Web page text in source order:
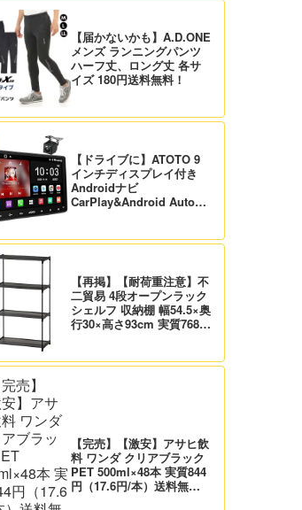
【届かないかも】A.D.ONE
メンズ ランニングパンツ
ハーフ丈、ロング丈 各サ
イズ 180円送料無料！
【ドライブに】ATOTO 9
インチディスプレイ付き
Androidナビ
CarPlay&Android Auto対
【再掲】【耐荷重注意】不
二貿易 4段オープンラック
シェルフ 収納棚 幅54.5×奥
行30×高さ93cm 実質768
【完売】【激安】アサヒ飲
料 ワンダ クリアブラック
PET 500ml×48本 実質844
円（17.6円/本）送料無料